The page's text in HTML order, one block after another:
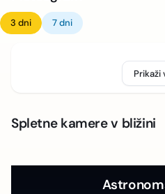
3 dni 7 dni
Prikaži
Spletne kamere v bližini